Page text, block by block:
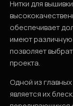
Нитки для
обеспечивает
имеют
позволяет
проекта.
Одной из
является их